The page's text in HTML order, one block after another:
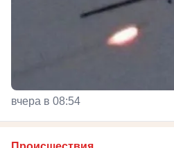
вчера в 08:54